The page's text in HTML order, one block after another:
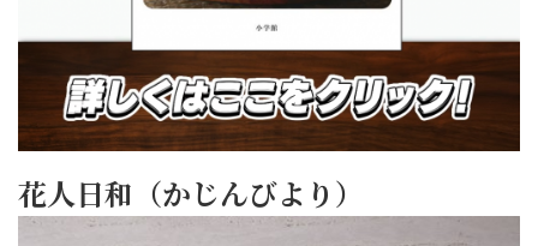
花人日和（かじんびより）